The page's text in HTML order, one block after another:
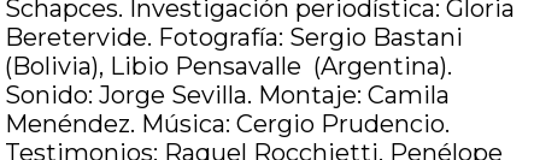
Schapces. Investigación periodística: Gloria
Beretervide. Fotografía: Sergio Bastani
(Bolivia), Libio Pensavalle (Argentina).
Sonido: Jorge Sevilla. Montaje: Camila
Menéndez. Música: Cergio Prudencio.
Testimonios: Raquel Rocchietti, Penélope